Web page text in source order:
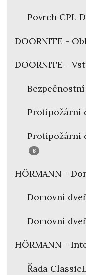
Povrch CPL
DOORNITE -
DOORNITE -
Protipožární
Protipožární
8
HÖRMANN -
Domovní
Domovní
HÖRMANN -
Řada